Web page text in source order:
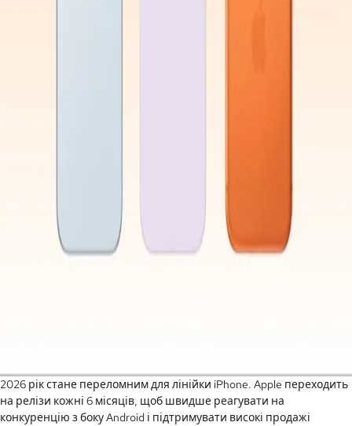
2026 рік стане переломним для лінійки iPhone. Apple переходить
на релізи кожні 6 місяців, щоб швидше реагувати на
конкуренцію з боку Android і підтримувати високі продажі